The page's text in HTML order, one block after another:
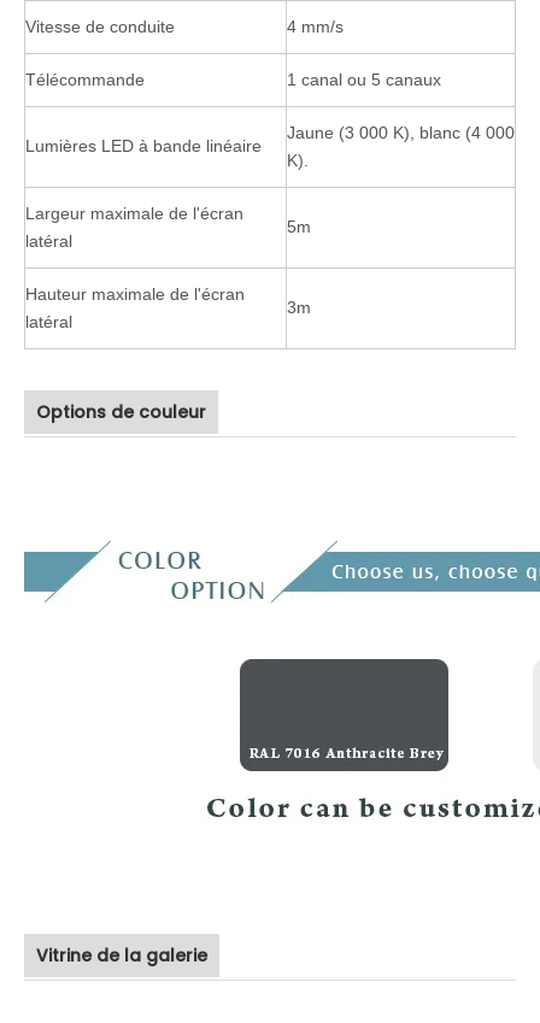
Vitesse de conduite 4 mm/s
Télécommande 1 canal ou 5 canaux
Lumières LED à bande linéaire
Jaune (3 000 K), blanc (4 000
K).
Largeur maximale de l'écran
latéral
5m
Hauteur maximale de l'écran
latéral
3m
Options de couleur
Vitrine de la galerie